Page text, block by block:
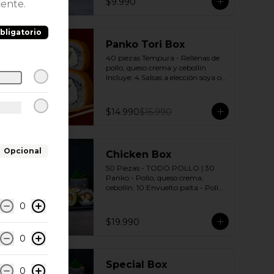
-6% Panko Tori Box
40 piezas Tempura - Rellenas de
pollo, queso crema y cebollín
Incluye: 4 Salsas a elección soya o
$14.990$15.990
Chicken Box
50 Piezas - TODO POLLO | 30
Panko - Pollo, queso crema,
cebollín. 10 Envuelto palta - Pollo,
cebollín. Incluye: 5 Salsas a elección
soya o agridulce Bless + 3 palitos
$19.990
Special Box
Opcional
0
0
0